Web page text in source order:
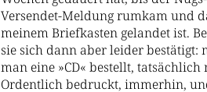
Versendet-Meldung rumkam und
meinem Briefkasten gelandet ist.
sie sich dann aber leider bestätigt:
man eine »CD« bestellt, tatsächlich
Ordentlich bedruckt, immerhin,